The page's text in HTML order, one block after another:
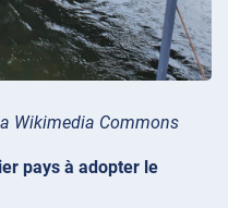
Wikimedia Commons
pays à adopter le